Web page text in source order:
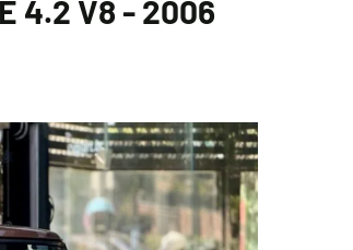
4.2 V8 - 2006